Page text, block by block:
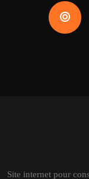
Site internet pour